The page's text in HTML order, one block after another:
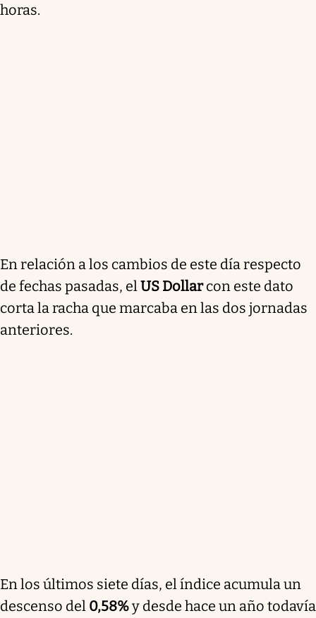
horas.
En relación a los cambios de este día respecto
de fechas pasadas, elUS Dollarcon este dato
corta la racha que marcaba en las dos jornadas
anteriores.
En los últimos siete días, el índice acumula un
descenso del 0,58%y desde hace un año todavía